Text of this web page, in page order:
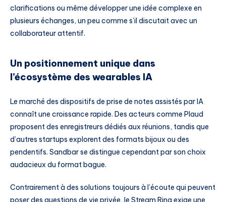
clarifications ou même développer une idée complexe en
plusieurs échanges, un peu comme s’il discutait avec un
collaborateur attentif.
Un positionnement unique dans
l’écosystème des wearables IA
Le marché des dispositifs de prise de notes assistés par IA
connaît une croissance rapide. Des acteurs comme Plaud
proposent des enregistreurs dédiés aux réunions, tandis que
d’autres startups explorent des formats bijoux ou des
pendentifs. Sandbar se distingue cependant par son choix
audacieux du format bague.
Contrairement à des solutions toujours à l’écoute qui peuvent